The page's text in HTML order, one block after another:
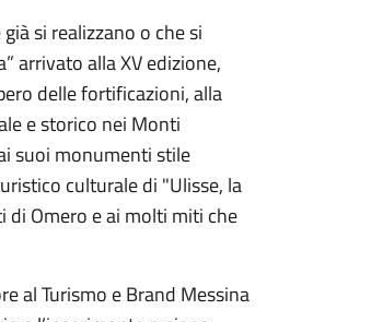
si realizzano o che si
arrivato alla XV edizione,
delle fortificazioni, alla
e storico nei Monti
suoi monumenti stile
culturale di "Ulisse, la
di Omero e ai molti miti che
al Turismo e Brand Messina